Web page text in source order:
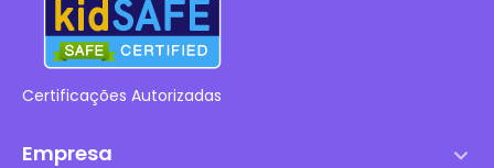
Certificações Autorizadas
Empresa